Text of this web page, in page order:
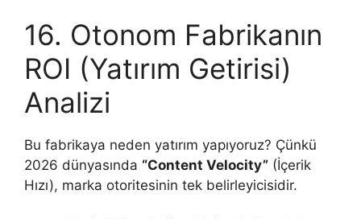
16. Otonom Fabrikanın
ROI (Yatırım Getirisi)
Analizi
Bu fabrikaya neden yatırım yapıyoruz? Çünkü
2026 dünyasında “Content Velocity” (İçerik
Hızı), marka otoritesinin tek belirleyicisidir.